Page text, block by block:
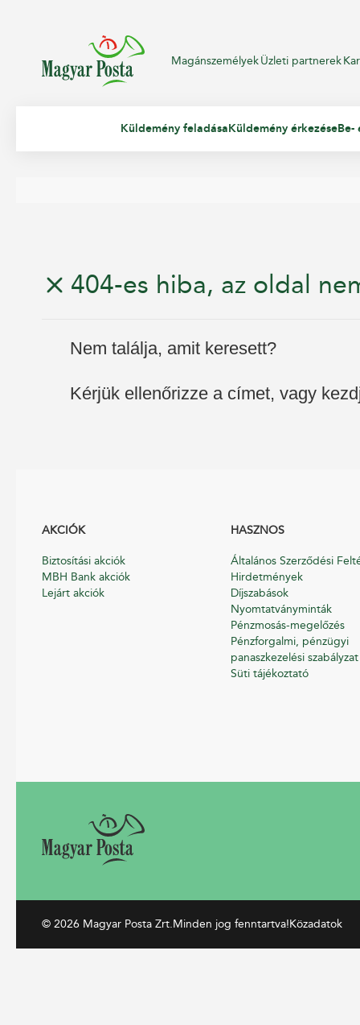
MagánszemélyekÜzleti partnerek
Küldemény feladásaKüldemény érkezéseBe-
404-es hiba, az oldal
Nem találja, amit keresett?
Kérjük ellenőrizze a címet, vagy
AKCIÓK
Biztosítási akciók
MBH Bank akciók
Lejárt akciók
HASZNOS
Általános Szerződési
Hirdetmények
Díjszabások
Nyomtatványminták
Pénzmosás-megelőzés
Pénzforgalmi, pénzügyi
panaszkezelési szabályzat
Süti tájékoztató
© 2026 Magyar Posta Zrt.Minden jog fenntartva!Közadatok